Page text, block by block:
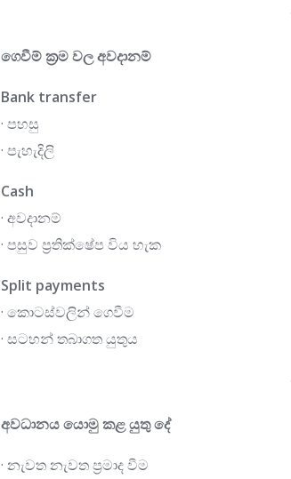
ගෙවීම් ක්‍රම වල අවදානම්
Bank transfer
· පහසු
· පැහැදිලි
Cash
· අවදානම්
· පසුව ප්‍රතික්ෂේප විය හැක
Split payments
· කොටස්වලින් ගෙවීම
· සටහන් තබාගත යුතුය
අවධානය යොමු කළ යුතු දේ
· නැවත නැවත ප්‍රමාද වීම